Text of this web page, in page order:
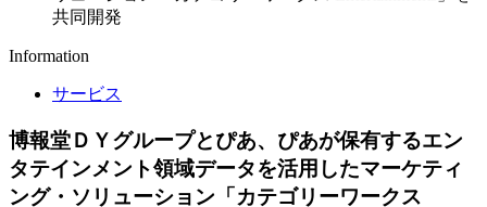
共同開発
Information
サービス
博報堂ＤＹグループとぴあ、ぴあが保有するエン
タテインメント領域データを活用したマーケティ
ング・ソリューション「カテゴリーワークス